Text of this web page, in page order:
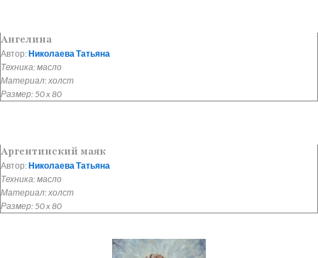
Ангелина
Автор: Николаева Татьяна
Техника: масло
Материал: холст
Размер: 50 x 80
Аргентинский маяк
Автор: Николаева Татьяна
Техника: масло
Материал: холст
Размер: 50 x 80